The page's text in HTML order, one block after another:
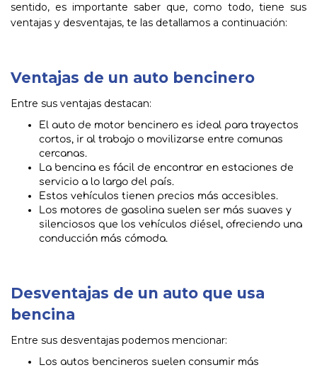
sentido, es importante saber que, como todo, tiene sus
ventajas y desventajas, te las detallamos a continuación:
Ventajas de un auto bencinero
Entre sus ventajas destacan:
El auto de motor bencinero es ideal para trayectos
cortos, ir al trabajo o movilizarse entre comunas
cercanas.
La bencina es fácil de encontrar en estaciones de
servicio a lo largo del país.
Estos vehículos tienen precios más accesibles.
Los motores de gasolina suelen ser más suaves y
silenciosos que los vehículos diésel, ofreciendo una
conducción más cómoda.
Desventajas de un auto que usa
bencina
Entre sus desventajas podemos mencionar:
Los autos bencineros suelen consumir más